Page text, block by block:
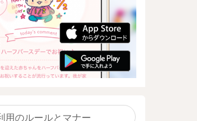
用のルールとマナー